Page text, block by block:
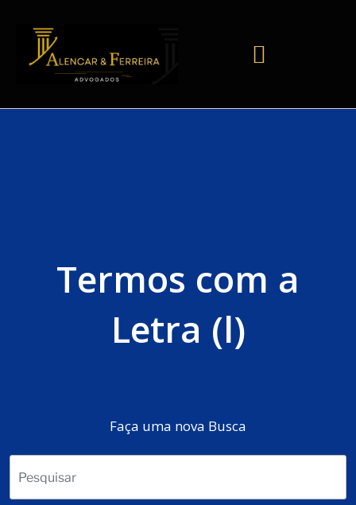
Termos com a
Letra (l)
Faça uma nova Busca